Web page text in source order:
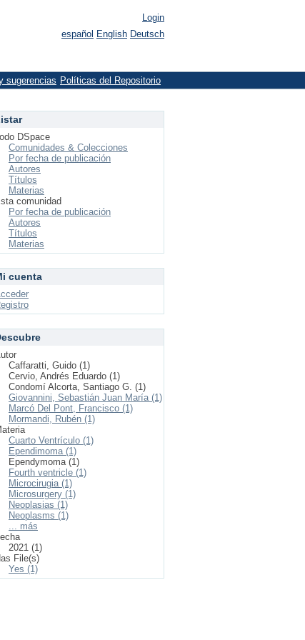
Login
español English Deutsch
Políticas del Repositorio
sugerencias
DSpace
Comunidades & Colecciones
Por fecha de publicación
Autores
Títulos
Materias
comunidad
Por fecha de publicación
Autores
Títulos
Materias
cuenta
Caffaratti, Guido (1)
Cervio, Andrés Eduardo (1)
Condomí Alcorta, Santiago G. (1)
Giovannini, Sebastián Juan María (1)
Marcó Del Pont, Francisco (1)
Mormandi, Rubén (1)
Cuarto Ventrículo (1)
Ependimoma (1)
Ependymoma (1)
Fourth ventricle (1)
Microcirugia (1)
Microsurgery (1)
Neoplasias (1)
Neoplasms (1)
... más
2021 (1)
File(s)
Yes (1)